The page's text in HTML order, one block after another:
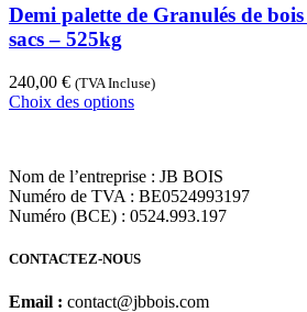
peuvent
être
la
page
Demi palette de Granulés de
sacs – 525kg
240,00 € (TVA Incluse)
Choix des optionsCe
variations.
Les
options
être
sur
Nom de l’entreprise : JB BOIS
Numéro de TVA : BE0524993197
Numéro (BCE) : 0524.993.197
CONTACTEZ-NOUS
Email : contact@jbbois.com